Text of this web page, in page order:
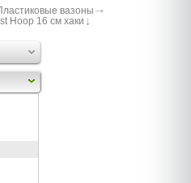
вазоны
Hoop 16 cм хаки